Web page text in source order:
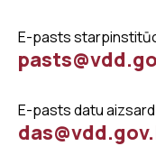
E-pasts
E-pasts datu